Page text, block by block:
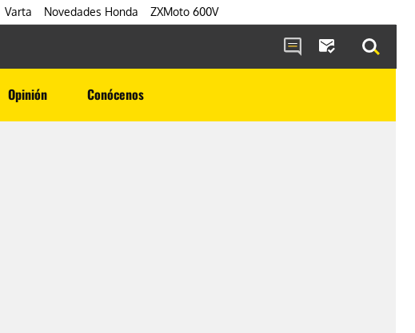
Varta Novedades Honda ZXMoto 600V
Opinión Conócenos